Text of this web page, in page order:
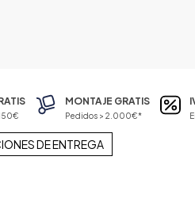
MONTAJE GRATIS
Pedidos > 2.000€*
DE ENTREGA